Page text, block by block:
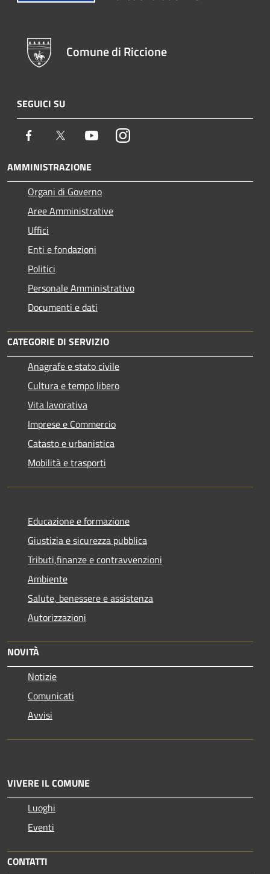
Comune di Riccione
SEGUICI SU
Facebook Twitter YoutubeInstagram
AMMINISTRAZIONE
Organi di Governo
Aree Amministrative
Uffici
Enti e fondazioni
Politici
Personale Amministrativo
Documenti e dati
CATEGORIE DI SERVIZIO
Anagrafe e stato civile
Cultura e tempo libero
Vita lavorativa
Imprese e Commercio
Catasto e urbanistica
Mobilità e trasporti
Educazione e formazione
Giustizia e sicurezza pubblica
Tributi,finanze e contravvenzioni
Ambiente
Salute, benessere e assistenza
Autorizzazioni
NOVITÀ
Notizie
Comunicati
Avvisi
VIVERE IL COMUNE
Luoghi
Eventi
CONTATTI